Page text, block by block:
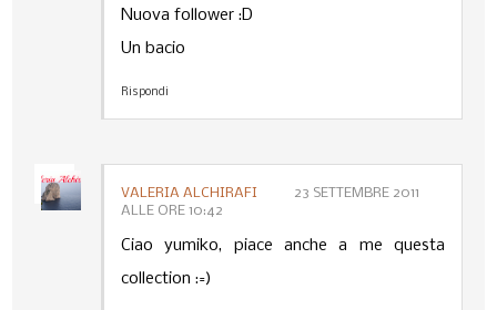
Nuova follower :D
Un bacio
Rispondi
VALERIA ALCHIRAFI
23 SETTEMBRE 2011
ALLE ORE 10:42
Ciao yumiko, piace anche a me questa
collection :=)